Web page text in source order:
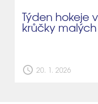
Týden hokeje
krůčky
schedule 20. 1. 2026